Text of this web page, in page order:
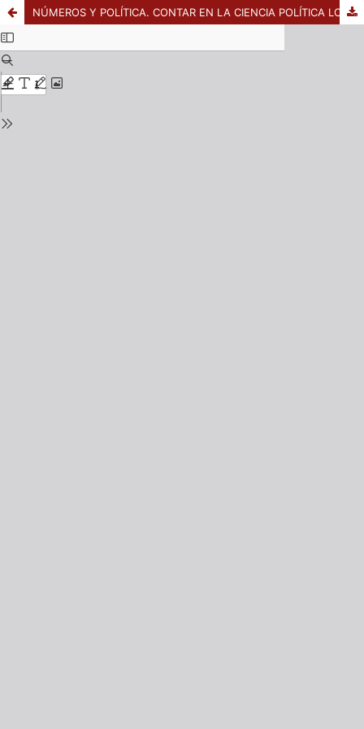
NÚMEROS Y POLÍTICA. CONTAR EN LA CIENCIA POLÍTICA LO QUE CUENTA